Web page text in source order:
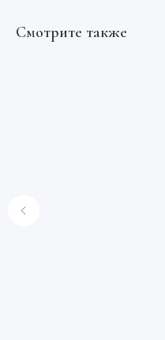
Смотрите также